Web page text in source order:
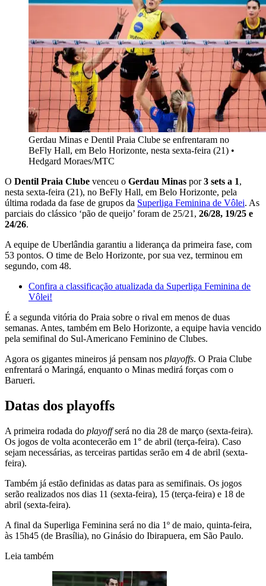
Gerdau Minas e Dentil Praia Clube se enfrentaram no
BeFly Hall, em Belo Horizonte, nesta sexta-feira (21) •
Hedgard Moraes/MTC
O Dentil Praia Clube venceu o Gerdau Minas por3 sets a 1,
nesta sexta-feira (21), no BeFly Hall, em Belo Horizonte, pela
última rodada da fase de grupos da Superliga Feminina de Vôlei. As
parciais do clássico ‘pão de queijo’ foram de 25/21, 26/28, 19/25 e
24/26.
A equipe de Uberlândia garantiu a liderança da primeira fase, com
53 pontos. O time de Belo Horizonte, por sua vez, terminou em
segundo, com 48.
Confira a classificação atualizada da Superliga Feminina de
Vôlei!
É a segunda vitória do Praia sobre o rival em menos de duas
semanas. Antes, também em Belo Horizonte, a equipe havia vencido
pela semifinal do Sul-Americano Feminino de Clubes.
Agora os gigantes mineiros já pensam nos playoffs. O Praia Clube
enfrentará o Maringá, enquanto o Minas medirá forças com o
Barueri.
Datas dos playoffs
A primeira rodada do playoffserá no dia 28 de março (sexta-feira).
Os jogos de volta acontecerão em 1° de abril (terça-feira). Caso
sejam necessárias, as terceiras partidas serão em 4 de abril (sexta-
feira).
Também já estão definidas as datas para as semifinais. Os jogos
serão realizados nos dias 11 (sexta-feira), 15 (terça-feira) e 18 de
abril (sexta-feira).
A final da Superliga Feminina será no dia 1º de maio, quinta-feira,
às 15h45 (de Brasília), no Ginásio do Ibirapuera, em São Paulo.
Leia também